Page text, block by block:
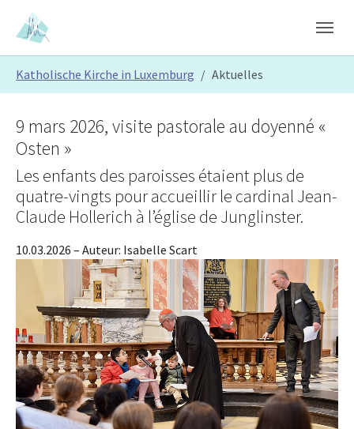
Skip to main content
Skip to page footer
Katholische Kirche in Luxemburg Aktuelles
9 mars 2026, visite pastorale au doyenné «
Osten »
Les enfants des paroisses étaient plus de
quatre-vingts pour accueillir le cardinal Jean-
Claude Hollerich à l’église de Junglinster.
10.03.2026 – Auteur: Isabelle Scart